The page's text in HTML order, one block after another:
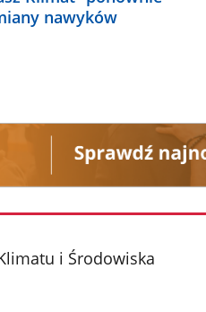
nawyków
i Środowiska